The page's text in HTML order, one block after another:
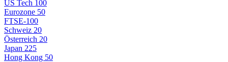
US Tech 100
Eurozone 50
FTSE-100
Schweiz 20
Österreich 20
Japan 225
Hong Kong 50